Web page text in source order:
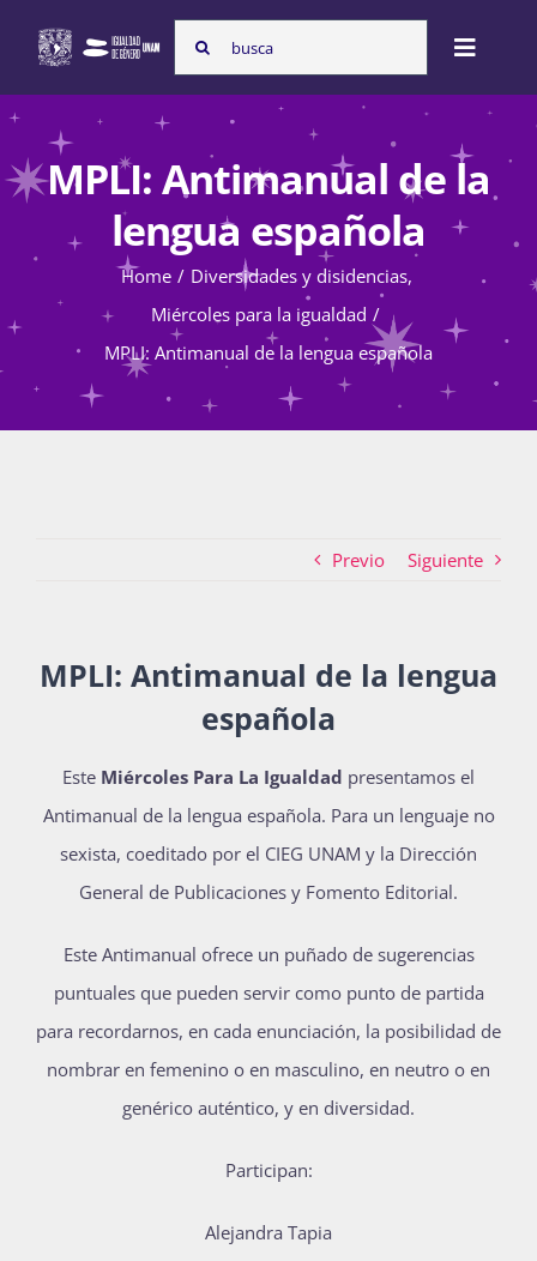
content
Search
for:
Toggle
Nosotras
Programas
Atención de la violencia de género
La Boletina
Blog
Publicaciones
MPLI: Antimanual de la
lengua española
Home
Diversidades y disidencias
Miércoles para la igualdad
MPLI: Antimanual de la lengua española
Previo Siguiente
MPLI: Antimanual de la lengua
española
Este Miércoles Para La Igualdad presentamos el
Antimanual de la lengua española. Para un lenguaje no
sexista, coeditado por el CIEG UNAM y la Dirección
General de Publicaciones y Fomento Editorial.
Este Antimanual ofrece un puñado de sugerencias
puntuales que pueden servir como punto de partida
para recordarnos, en cada enunciación, la posibilidad de
nombrar en femenino o en masculino, en neutro o en
genérico auténtico, y en diversidad.
Participan:
Alejandra Tapia